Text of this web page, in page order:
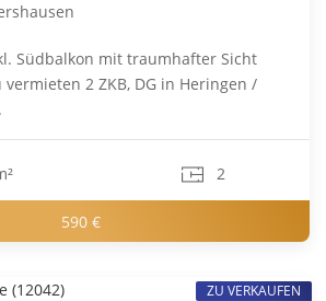
Südbalkon mit traumhafter Sicht
2 ZKB, DG in Heringen /
2
590 €
ZU VERKAUFEN